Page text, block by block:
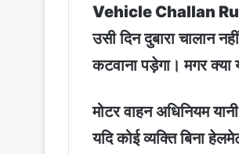
Vehicle Challan
उसी दिन दुबारा चालान
कटवाना पड़ेगा। मगर
मोटर वाहन अधिनियम
यदि कोई व्यक्ति बिना